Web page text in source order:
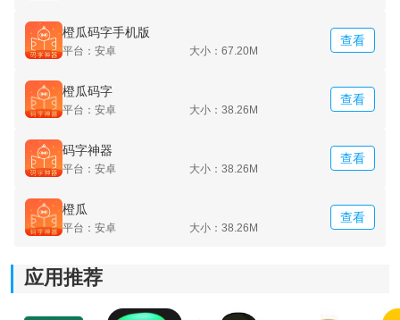
橙瓜码字手机版
平台：安卓 大小：67.20M
查看
橙瓜码字
平台：安卓 大小：38.26M
查看
码字神器
平台：安卓 大小：38.26M
查看
橙瓜
平台：安卓 大小：38.26M
查看
应用推荐